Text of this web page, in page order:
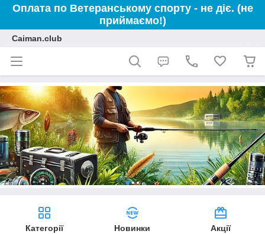
Оплата по Ветеранському спорту - не діє. (не
приймаємо!)
Caiman.club
Категорії Новинки Акції